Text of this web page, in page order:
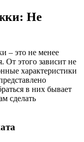
Не
– это не менее
От этого зависит не
характеристики
в них бывает
сделать